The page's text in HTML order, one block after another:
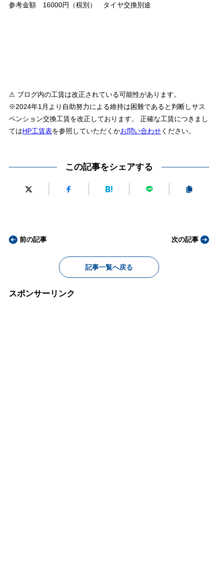
参考金額 16000円（税別） タイヤ交換別途
⚠ ブログ内の工賃は改正されている可能性があります。
※2024年1月より自助努力による維持は困難であると判断しサス
ペンション交換工賃を改正しております。 正確な工賃につきまし
てはHP工賃表を参照していただくかお問い合わせください。
この記事をシェアする
前の記事
記事一覧へ戻る
次の記事
スポンサーリンク